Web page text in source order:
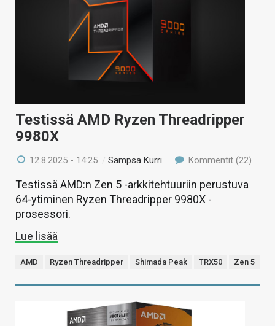
Testissä AMD Ryzen Threadripper
9980X
12.8.2025 - 14:25 /Sampsa Kurri Kommentit (22)
Testissä AMD:n Zen 5 -arkkitehtuuriin perustuva
64-ytiminen Ryzen Threadripper 9980X -
prosessori.
Lue lisää
AMD Ryzen Threadripper Shimada Peak TRX50 Zen 5